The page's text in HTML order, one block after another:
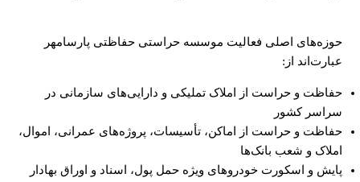
حوزه‌های اصلی فعالیت موسسه حراستی حفاظتی پارسامهر
عبارت‌اند از:
حفاظت و حراست از املاک تملیکی و دارایی‌های سازمانی در
سراسر کشور
حفاظت و حراست از اماکن، تأسیسات، پروژه‌های عمرانی، اموال،
املاک و شعب بانک‌ها
پایش و اسکورت خودروهای ویژه حمل پول، اسناد و اوراق بهادار